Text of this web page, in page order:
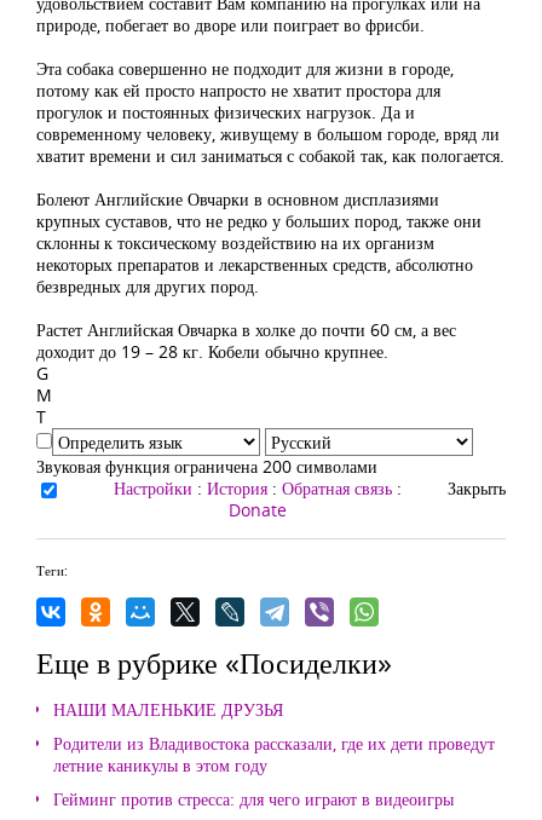
природе, побегает во дворе или поиграет во фрисби.
Эта собака совершенно не подходит для жизни в городе,
потому как ей просто напросто не хватит простора для
прогулок и постоянных физических нагрузок. Да и
современному человеку, живущему в большом городе, вряд ли
хватит времени и сил заниматься с собакой так, как пологается.
Болеют Английские Овчарки в основном дисплазиями
крупных суставов, что не редко у больших пород, также они
склонны к токсическому воздействию на их организм
некоторых препаратов и лекарственных средств, абсолютно
безвредных для других пород.
Растет Английская Овчарка в холке до почти 60 см, а вес
доходит до 19 – 28 кг. Кобели обычно крупнее.
G
M
T
Звуковая функция ограничена 200 символами
Настройки : История : Обратная связь :
Donate
Закрыть
Теги:
Еще в рубрике «Посиделки»
НАШИ МАЛЕНЬКИЕ ДРУЗЬЯ
Родители из Владивостока рассказали, где их дети проведут
летние каникулы в этом году
Гейминг против стресса: для чего играют в видеоигры